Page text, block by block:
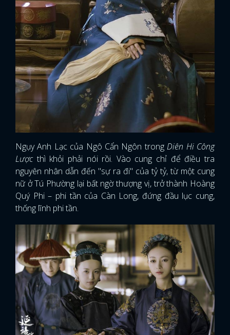
Ngụy Anh Lạc của Ngô Cẩn Ngôn trongDiên Hi Công
Lượcthì khỏi phải nói rồi. Vào cung chỉ để điều tra
nguyên nhân dẫn đến "sự ra đi" của tỷ tỷ, từ một cung
nữ ở Tú Phường lại bất ngờ thượng vị, trở thành Hoàng
Quý Phi – phi tần của Càn Long, đứng đầu lục cung,
thống lĩnh phi tần.